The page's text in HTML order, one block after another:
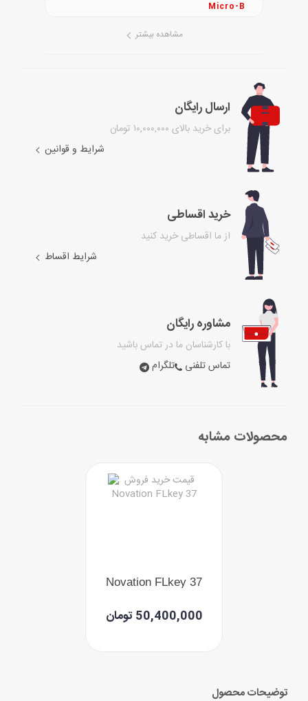
Micro-B
مشاهده بیشتر
ارسال رایگان
برای خرید بالای ۱۰,۰۰۰,۰۰۰ تومان
شرایط و قوانین
خرید اقساطی
از ما اقساطی خرید کنید
شرایط اقساط
مشاوره رایگان
با کارشناسان ما در تماس باشید
تماس تلفنی
تلگرام
محصولات مشابه
Novation FLkey 37
50,400,000 تومان
توضیحات محصول